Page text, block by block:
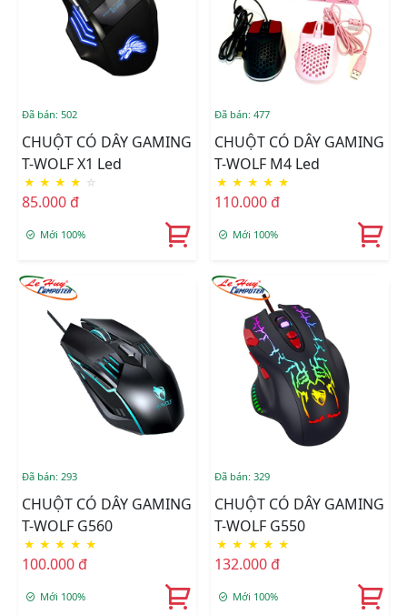
Đã bán: 502
CHUỘT CÓ DÂY GAMING
T-WOLF X1 Led
★ ★ ★ ★ ☆
85.000 đ
Mới 100%
Đã bán: 477
CHUỘT CÓ DÂY GAMING
T-WOLF M4 Led
★ ★ ★ ★ ★
110.000 đ
Mới 100%
Đã bán: 293
CHUỘT CÓ DÂY GAMING
T-WOLF G560
★ ★ ★ ★ ★
100.000 đ
Mới 100%
Đã bán: 329
CHUỘT CÓ DÂY GAMING
T-WOLF G550
★ ★ ★ ★ ★
132.000 đ
Mới 100%